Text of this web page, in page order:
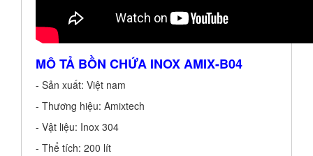
MÔ TẢ BỒN CHỨA INOX AMIX-B04
- Sản xuất: Việt nam
- Thương hiệu: Amixtech
- Vật liệu: Inox 304
- Thể tích: 200 lít